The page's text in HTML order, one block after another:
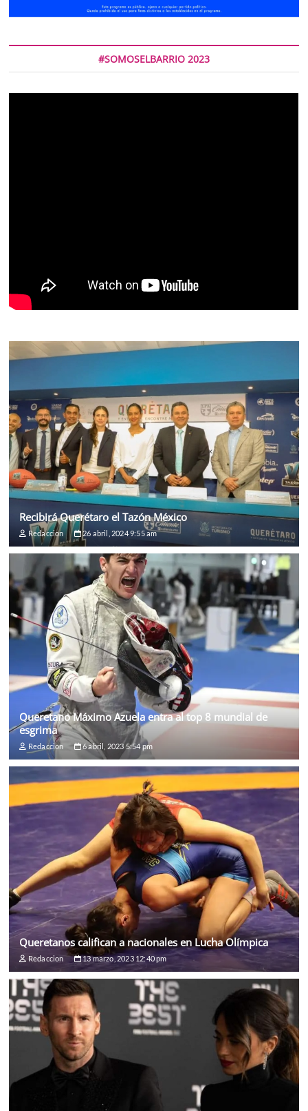
#SOMOSELBARRIO 2023
Recibirá Querétaro el Tazón México
Redaccion 26 abril, 2024 9:55 am
Queretano Máximo Azuela entra al top 8 mundial de
esgrima
Redaccion 6 abril, 2023 5:54 pm
Queretanos califican a nacionales en Lucha Olímpica
Redaccion 13 marzo, 2023 12:40 pm